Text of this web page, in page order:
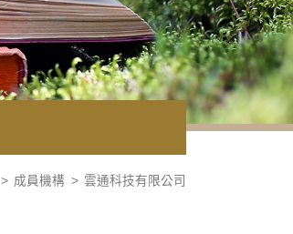
成員機構 雲通科技有限公司